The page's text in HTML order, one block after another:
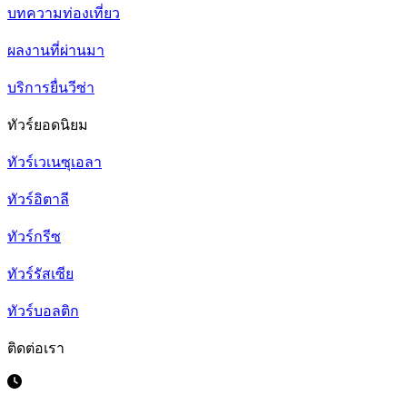
บทความท่องเที่ยว
ผลงานที่ผ่านมา
บริการยื่นวีซ่า
ทัวร์ยอดนิยม
ทัวร์เวเนซุเอลา
ทัวร์อิตาลี
ทัวร์กรีซ
ทัวร์รัสเซีย
ทัวร์บอลติก
ติดต่อเรา